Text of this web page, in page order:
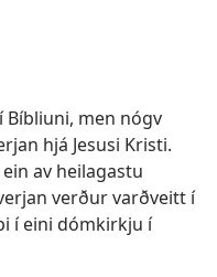
Bíbliuni, men nógv
hjá Jesusi Kristi.
av heilagastu
verður varðveitt í
í eini dómkirkju í